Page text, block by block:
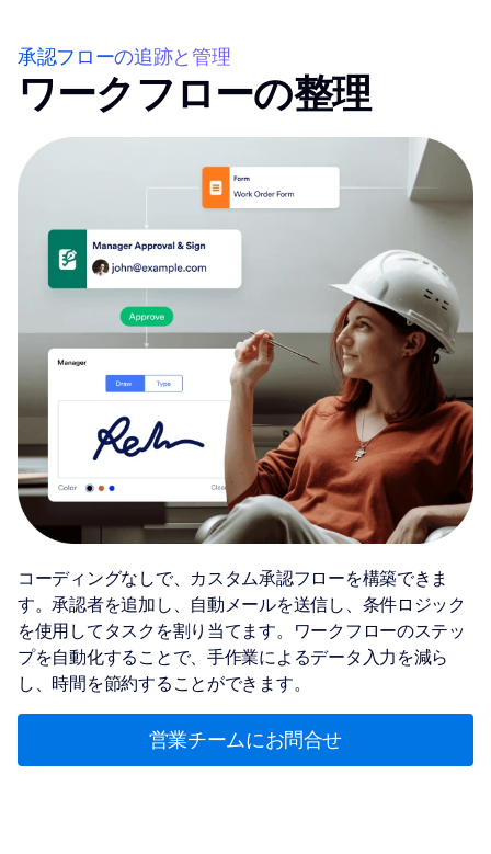
承認フローの追跡と管理
ワークフローの整理
コーディングなしで、カスタム承認フローを構築できま
す。承認者を追加し、自動メールを送信し、条件ロジック
を使用してタスクを割り当てます。ワークフローのステッ
プを自動化することで、手作業によるデータ入力を減ら
し、時間を節約することができます。
営業チームにお問合せ